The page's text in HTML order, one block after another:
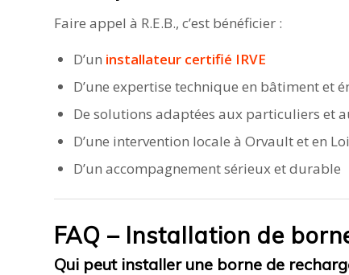
Faire appel à R.E.B., c’est bénéficier :
D’un installateur certifié IRVE
D’une expertise technique en bâtiment et
De solutions adaptées aux particuliers et
D’une intervention locale à Orvault et en
D’un accompagnement sérieux et durable
FAQ – Installation de
Qui peut installer une borne de